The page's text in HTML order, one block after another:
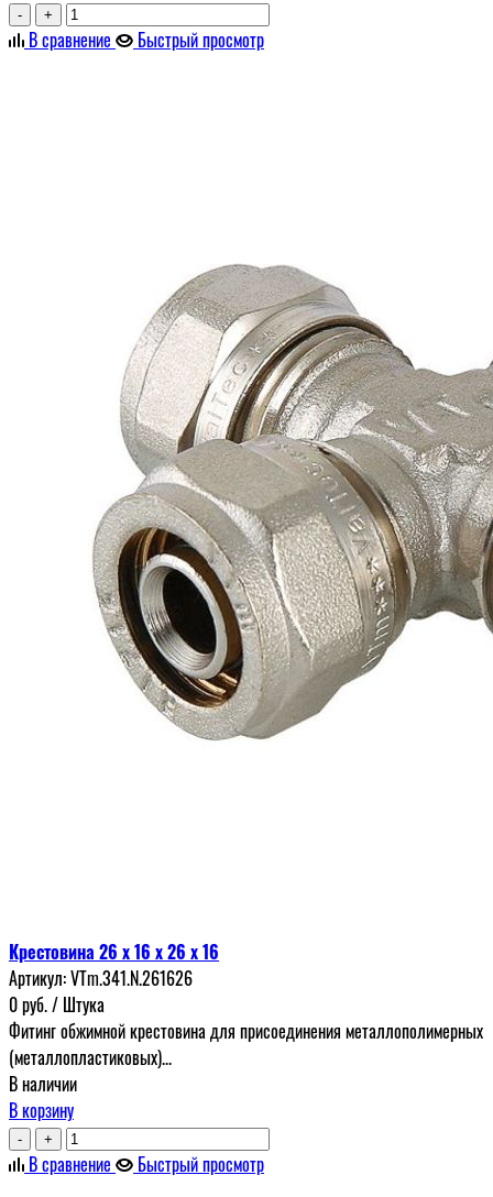
- +
В сравнение Быстрый просмотр
Крестовина 26 x 16 x 26 x 16
Артикул:VTm.341.N.261626
0руб./ Штука
Фитинг обжимной крестовина для присоединения металлополимерных
(металлопластиковых)...
В наличии
В корзину
- +
В сравнение Быстрый просмотр